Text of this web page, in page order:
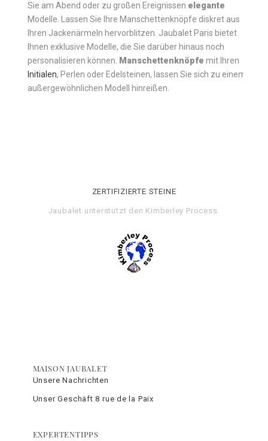
Sie am Abend oder zu großen Ereignissen elegante
Modelle. Lassen Sie Ihre Manschettenknöpfe diskret aus
Ihren Jackenärmeln hervorblitzen. Jaubalet Paris bietet
Ihnen exklusive Modelle, die Sie darüber hinaus noch
personalisieren können.
Manschettenknöpfe mit Ihren
Initialen, Perlen oder Edelsteinen, lassen Sie sich zu einem
außergewöhnlichen Modell hinreißen.
ZERTIFIZIERTE STEINE
Jaubalet unterstützt den Kimberley Process.
MAISON JAUBALET
Unsere Nachrichten
Unser Geschäft 8 rue de la Paix
EXPERTENTIPPS